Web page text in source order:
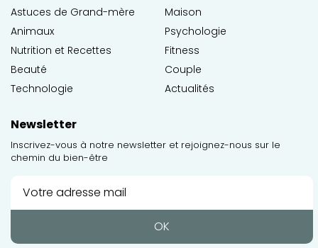
Astuces de Grand-mère
Animaux
Nutrition et Recettes
Beauté
Technologie
Maison
Psychologie
Fitness
Couple
Actualités
Newsletter
Inscrivez-vous à notre newsletter et rejoignez-nous sur le
chemin du bien-être
OK